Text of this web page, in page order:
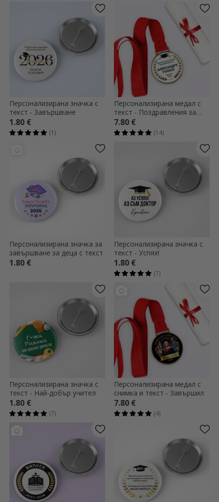
Персонализирана значка с
текст - Завършване
1.80 €
(1)
Персонализирана медал с
текст - Поздравления за
завършването!
7.80 €
(14)
Персонализирана значка за
завършване за деца с текст
1.80 €
Персонализирана значка с
текст - Успях!
1.80 €
(7)
Персонализирана значка с
текст - Най-добър учител
1.80 €
(7)
Персонализирана медал с
снимка и текст - Завършил
7.80 €
(4)